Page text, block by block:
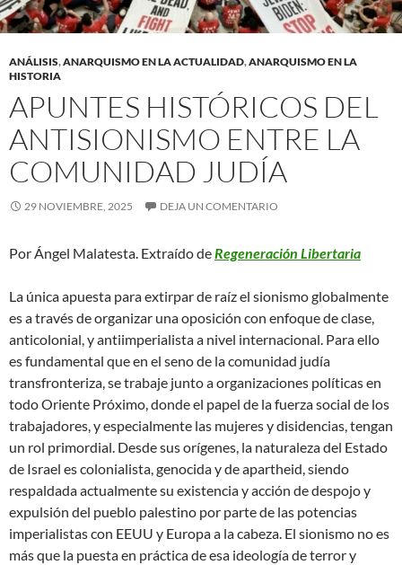
ANÁLISIS,ANARQUISMO EN LA ACTUALIDAD,ANARQUISMO EN LA
HISTORIA
APUNTES HISTÓRICOS DEL
ANTISIONISMO ENTRE LA
COMUNIDAD JUDÍA
29 NOVIEMBRE, 2025 DEJA UN COMENTARIO
Por Ángel Malatesta. Extraído deRegeneración Libertaria
La única apuesta para extirpar de raíz el sionismo globalmente
es a través de organizar una oposición con enfoque de clase,
anticolonial, y antiimperialista a nivel internacional. Para ello
es fundamental que en el seno de la comunidad judía
transfronteriza, se trabaje junto a organizaciones políticas en
todo Oriente Próximo, donde el papel de la fuerza social de los
trabajadores, y especialmente las mujeres y disidencias, tengan
un rol primordial. Desde sus orígenes, la naturaleza del Estado
de Israel es colonialista, genocida y de apartheid, siendo
respaldada actualmente su existencia y acción de despojo y
expulsión del pueblo palestino por parte de las potencias
imperialistas con EEUU y Europa a la cabeza. El sionismo no es
más que la puesta en práctica de esa ideología de terror y